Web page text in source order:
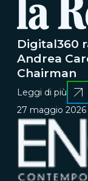
Digital360
Andrea
Chairman
Leggi di più
27 maggio 2026